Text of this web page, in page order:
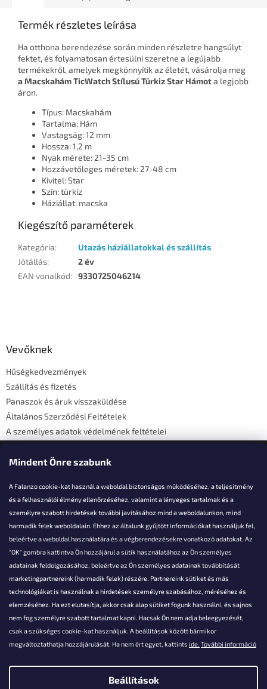
Mindent Önre szabunk
A Falanzo cookie-kat használ a weboldal biztonságos működéséhez, a teljesítmény
és a felhasználói élmény ellenőrzéséhez, valamint a lényeges tartalmak és a
személyre szabott hirdetések további javításához mind a weboldalunkon, mind
harmadik felek weboldalain. Ehhez az általunk gyűjtött információkat használjuk fel,
beleértve a weboldal használatára és a végberendezésekre vonatkozó adatokat. Az
"OK" gombra kattintva Ön hozzájárul a sütik használatához az Ön személyes
adatainak feldolgozásához, beleértve az Ön személyes adatainak továbbítását
marketingpartnereink (harmadik felek) részére. Partnereink sütiket és más
technológiákat is használnak a hirdetések személyre szabásához, méréséhez és
elemzéséhez. Ha ezt elutasítja, akkor csak alap sütiket fogunk használni, és sajnos
nem fog személyre szabott tartalmat kapni. Hacsak Ön nem adja beleegyezését,
csak a szükséges cookie-kat használjuk. A beállítások között bármikor
megváltoztathatja hozzájárulását. Ha nem ért egyet, kattints ide. További információ
Beállítások
Termék részletes leírása
Ha otthona berendezése során minden részletre hangsúlyt
fektet, és folyamatosan értesülni szeretne a legújabb
termékekről, amelyek megkönnyítik az életét, vásárolja meg
a Macskahám TicWatch Stílusú Türkiz Star Hámota legjobb
áron.
Típus: Macskahám
Tartalma: Hám
Vastagság: 12 mm
Hossza: 1,2 m
Nyak mérete: 21-35 cm
Hozzávetőleges méretek: 27-48 cm
Kivitel: Star
Szín: türkiz
Háziállat: macska
Kiegészítő paraméterek
Kategória:
Utazás háziállatokkal és szállítás
Jótállás:
2 év
EAN vonalkód: 9330725046214
Vevőknek
Hűségkedvezmények
Szállítás és fizetés
Panaszok és áruk visszaküldése
Általános Szerződési Feltételek
A személyes adatok védelmének feltételei
Elérhetőségi adatok
Akarsz kérdezni valamit?
info@falanzo.hu